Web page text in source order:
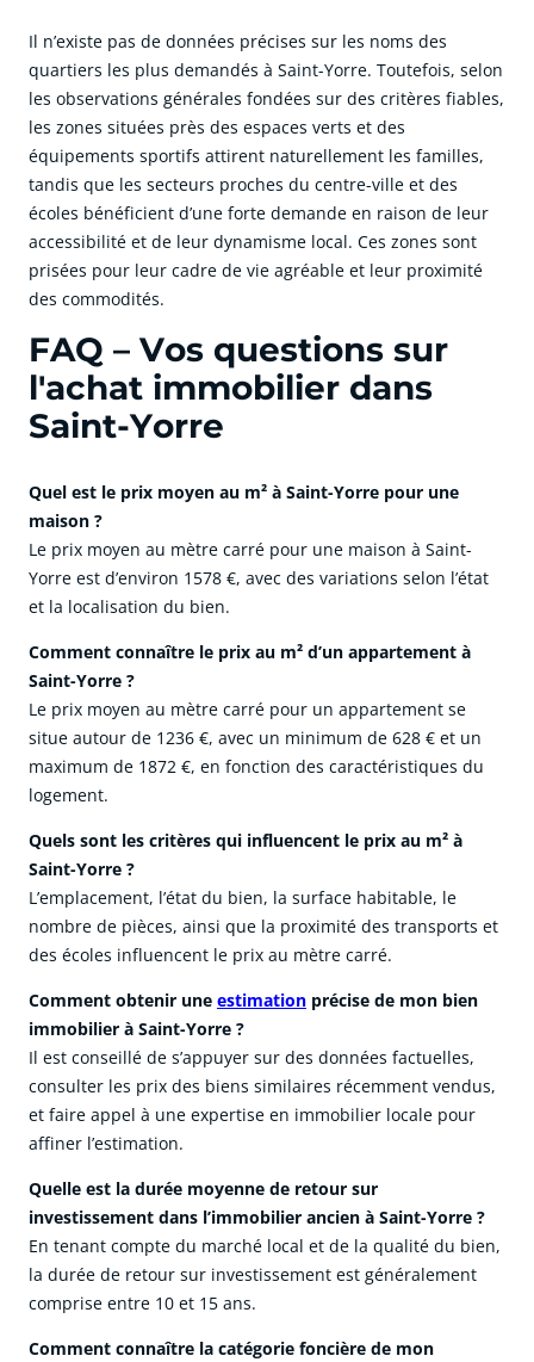
Il n’existe pas de données précises sur les noms des
quartiers les plus demandés à Saint-Yorre. Toutefois, selon
les observations générales fondées sur des critères fiables,
les zones situées près des espaces verts et des
équipements sportifs attirent naturellement les familles,
tandis que les secteurs proches du centre-ville et des
écoles bénéficient d’une forte demande en raison de leur
accessibilité et de leur dynamisme local. Ces zones sont
prisées pour leur cadre de vie agréable et leur proximité
des commodités.
FAQ – Vos questions sur
l'achat immobilier dans
Saint-Yorre
Quel est le prix moyen au m² à Saint-Yorre pour une
maison ?
Le prix moyen au mètre carré pour une maison à Saint-
Yorre est d’environ 1578 €, avec des variations selon l’état
et la localisation du bien.
Comment connaître le prix au m² d’un appartement à
Saint-Yorre ?
Le prix moyen au mètre carré pour un appartement se
situe autour de 1236 €, avec un minimum de 628 € et un
maximum de 1872 €, en fonction des caractéristiques du
logement.
Quels sont les critères qui influencent le prix au m² à
Saint-Yorre ?
L’emplacement, l’état du bien, la surface habitable, le
nombre de pièces, ainsi que la proximité des transports et
des écoles influencent le prix au mètre carré.
Comment obtenir une estimation précise de mon bien
immobilier à Saint-Yorre ?
Il est conseillé de s’appuyer sur des données factuelles,
consulter les prix des biens similaires récemment vendus,
et faire appel à une expertise en immobilier locale pour
affiner l’estimation.
Quelle est la durée moyenne de retour sur
investissement dans l’immobilier ancien à Saint-Yorre ?
En tenant compte du marché local et de la qualité du bien,
la durée de retour sur investissement est généralement
comprise entre 10 et 15 ans.
Comment connaître la catégorie foncière de mon